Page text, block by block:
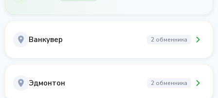
Ванкувер 2 обменника
Эдмонтон 2 обменника